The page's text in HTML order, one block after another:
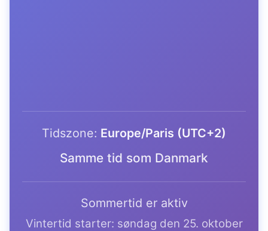
Tidszone: Europe/Paris (UTC+2)
Samme tid som Danmark
Sommertid er aktiv
Vintertid starter: søndag den 25. oktober